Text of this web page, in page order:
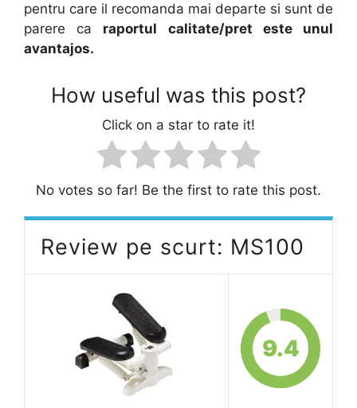
pentru care il recomanda mai departe si sunt de
parere ca raportul calitate/pret este unul
avantajos.
How useful was this post?
Click on a star to rate it!
No votes so far! Be the first to rate this post.
Review pe scurt: MS100
9.4